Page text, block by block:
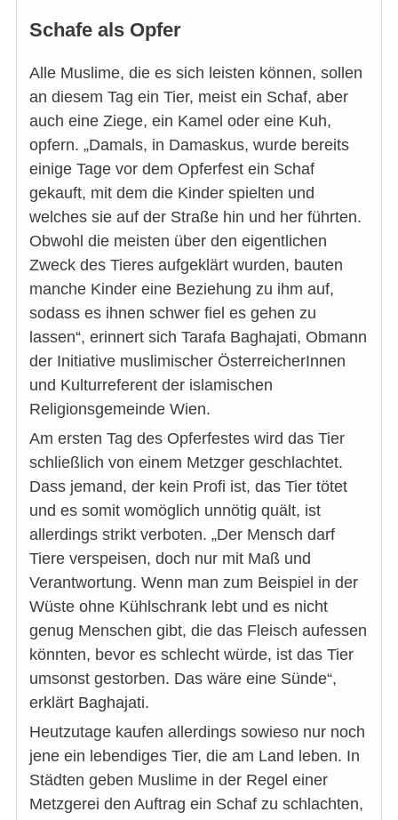
Schafe als Opfer
Alle Muslime, die es sich leisten können, sollen
an diesem Tag ein Tier, meist ein Schaf, aber
auch eine Ziege, ein Kamel oder eine Kuh,
opfern. „Damals, in Damaskus, wurde bereits
einige Tage vor dem Opferfest ein Schaf
gekauft, mit dem die Kinder spielten und
welches sie auf der Straße hin und her führten.
Obwohl die meisten über den eigentlichen
Zweck des Tieres aufgeklärt wurden, bauten
manche Kinder eine Beziehung zu ihm auf,
sodass es ihnen schwer fiel es gehen zu
lassen“, erinnert sich Tarafa Baghajati, Obmann
der Initiative muslimischer ÖsterreicherInnen
und Kulturreferent der islamischen
Religionsgemeinde Wien.
Am ersten Tag des Opferfestes wird das Tier
schließlich von einem Metzger geschlachtet.
Dass jemand, der kein Profi ist, das Tier tötet
und es somit womöglich unnötig quält, ist
allerdings strikt verboten. „Der Mensch darf
Tiere verspeisen, doch nur mit Maß und
Verantwortung. Wenn man zum Beispiel in der
Wüste ohne Kühlschrank lebt und es nicht
genug Menschen gibt, die das Fleisch aufessen
könnten, bevor es schlecht würde, ist das Tier
umsonst gestorben. Das wäre eine Sünde“,
erklärt Baghajati.
Heutzutage kaufen allerdings sowieso nur noch
jene ein lebendiges Tier, die am Land leben. In
Städten geben Muslime in der Regel einer
Metzgerei den Auftrag ein Schaf zu schlachten,